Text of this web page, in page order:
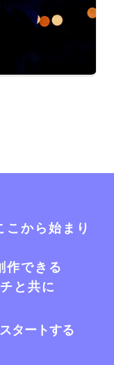
から始まり
作できる
と共に
タートする